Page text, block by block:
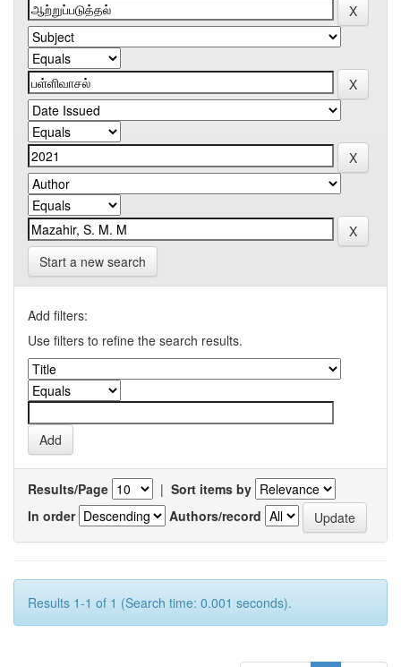
Start a new search
Add filters:
Use filters to refine the search results.
Results/Page | Sort items by
In order
Authors/record
Results 1-1 of 1 (Search time: 0.001 seconds).